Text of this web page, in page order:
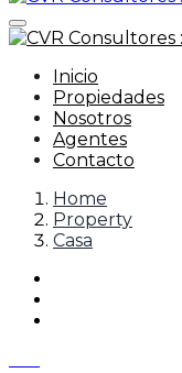
Inicio
Propiedades
Nosotros
Agentes
Contacto
Home
Property
Casa